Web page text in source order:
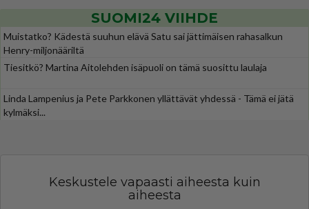
SUOMI24 VIIHDE
Muistatko? Kädestä suuhun elävä Satu sai jättimäisen rahasalkun
Henry-miljonääriltä
Tiesitkö? Martina Aitolehden isäpuoli on tämä suosittu laulaja
Linda Lampenius ja Pete Parkkonen yllättävät yhdessä - Tämä ei jätä
kylmäksi...
Keskustele vapaasti aiheesta kuin
aiheesta